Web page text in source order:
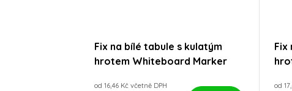
Fix na bílé tabule s kulatým
hrotem Whiteboard Marker
od 16,46 Kč včetně DPH
Fix
od